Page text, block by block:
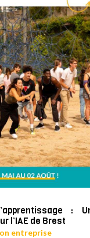
:
l’IAE de Brest
entreprise